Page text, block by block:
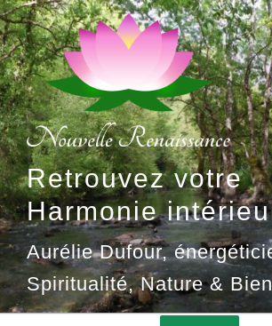
Aller
au
contenu
principal
Retrouvez votre
Harmonie
Aurélie Dufour,
Spiritualité, Nature &